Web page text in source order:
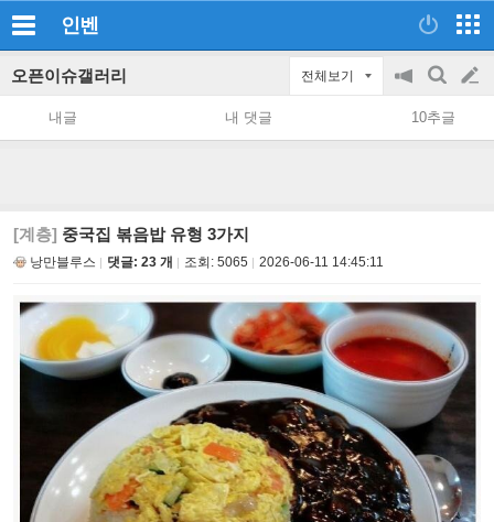
인벤
오픈이슈갤러리 전체보기
공
지
on/off
검
색
글
쓰
내글 내 댓글 10추글
[계층] 중국집 볶음밥 유형 3가지
낭만블루스 댓글: 23 개 조회: 5065 2026-06-11 14:45:11